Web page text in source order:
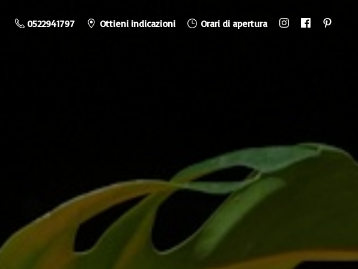
0522941797 Ottieni indicazioni Orari di apertura